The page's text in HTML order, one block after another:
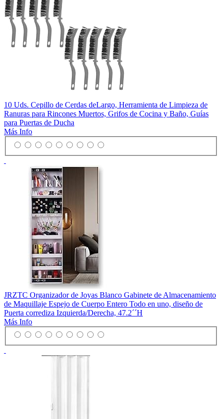
10 Uds. Cepillo de Cerdas deLargo, Herramienta de Limpieza de
Ranuras para Rincones Muertos, Grifos de Cocina y Baño, Guías
para Puertas de Ducha
Más Info
JRZTC Organizador de Joyas Blanco Gabinete de Almacenamiento
de Maquillaje Espejo de Cuerpo Entero Todo en uno, diseño de
Puerta corrediza Izquierda/Derecha, 47.2´´H
Más Info